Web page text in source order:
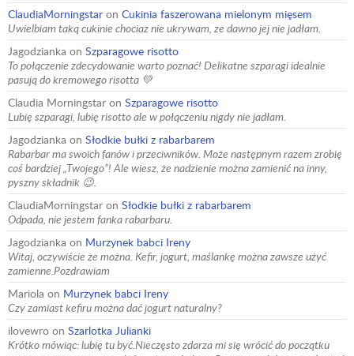
ClaudiaMorningstar on Cukinia faszerowana mielonym mięsem
Uwielbiam taką cukinie chociaz nie ukrywam, ze dawno jej nie jadłam.
Jagodzianka on Szparagowe risotto
To połączenie zdecydowanie warto poznać! Delikatne szparagi idealnie
pasują do kremowego risotta 💚
Claudia Morningstar on Szparagowe risotto
Lubię szparagi, lubię risotto ale w połączeniu nigdy nie jadłam.
Jagodzianka on Słodkie bułki z rabarbarem
Rabarbar ma swoich fanów i przeciwników. Może następnym razem zrobię
coś bardziej „Twojego”! Ale wiesz, że nadzienie można zamienić na inny,
pyszny składnik 😉.
ClaudiaMorningstar on Słodkie bułki z rabarbarem
Odpada, nie jestem fanka rabarbaru.
Jagodzianka on Murzynek babci Ireny
Witaj, oczywiście że można. Kefir, jogurt, maślankę można zawsze użyć
zamienne.Pozdrawiam
Mariola on Murzynek babci Ireny
Czy zamiast kefiru można dać jogurt naturalny?
ilovewro on Szarlotka Julianki
Krótko mówiąc: lubię tu być.Nieczęsto zdarza mi się wrócić do początku